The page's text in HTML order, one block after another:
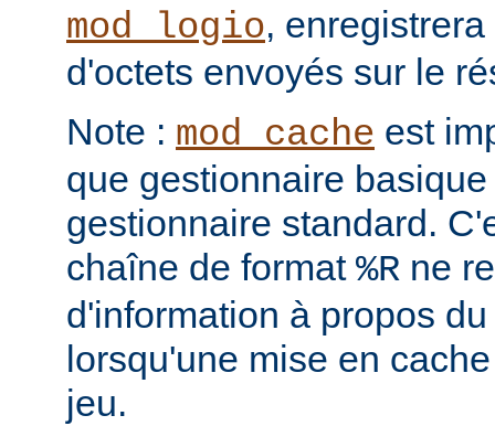
mod_logio,
d'octets envoyés sur le
Note : mod_cache est
que gestionnaire
gestionnaire standard.
chaîne de format %R ne
d'information à propos
lorsqu'une mise en
jeu.